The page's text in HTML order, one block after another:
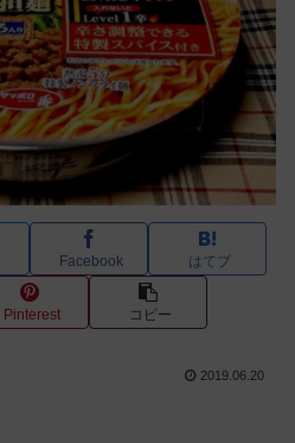
Facebook はてブ
Pinterest コピー
2019.06.20